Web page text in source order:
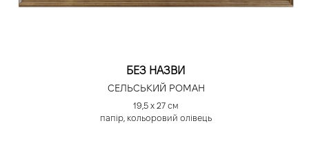
БЕЗ НАЗВИ
СЕЛЬСЬКИЙ РОМАН
19,5 х 27 см
папір, кольоровий олівець